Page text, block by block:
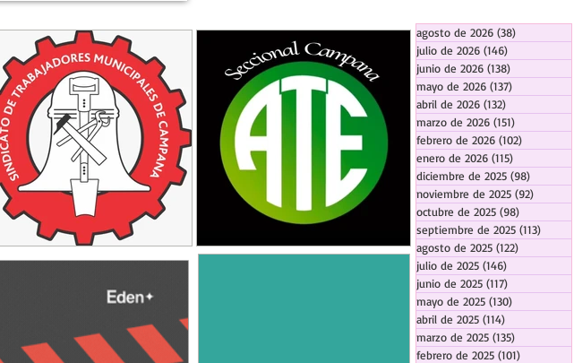
agosto de 2026 (38)
julio de 2026 (146)
junio de 2026 (138)
mayo de 2026 (137)
abril de 2026 (132)
marzo de 2026 (151)
febrero de 2026 (102)
enero de 2026 (115)
diciembre de 2025 (98)
noviembre de 2025 (92)
octubre de 2025 (98)
septiembre de 2025 (113)
agosto de 2025 (122)
julio de 2025 (146)
junio de 2025 (117)
mayo de 2025 (130)
abril de 2025 (114)
marzo de 2025 (135)
febrero de 2025 (101)